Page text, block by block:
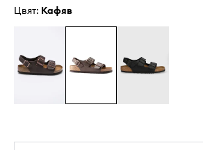
Цвят: кафяв